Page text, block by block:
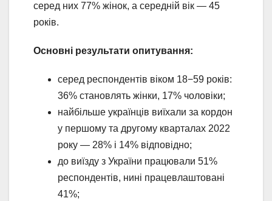
серед них 77% жінок, а середній вік — 45
років.
Основні результати опитування:
серед респондентів віком 18−59 років:
36% становлять жінки, 17% чоловіки;
найбільше українців виїхали за кордон
у першому та другому кварталах 2022
року — 28% і 14% відповідно;
до виїзду з України працювали 51%
респондентів, нині працевлаштовані
41%;